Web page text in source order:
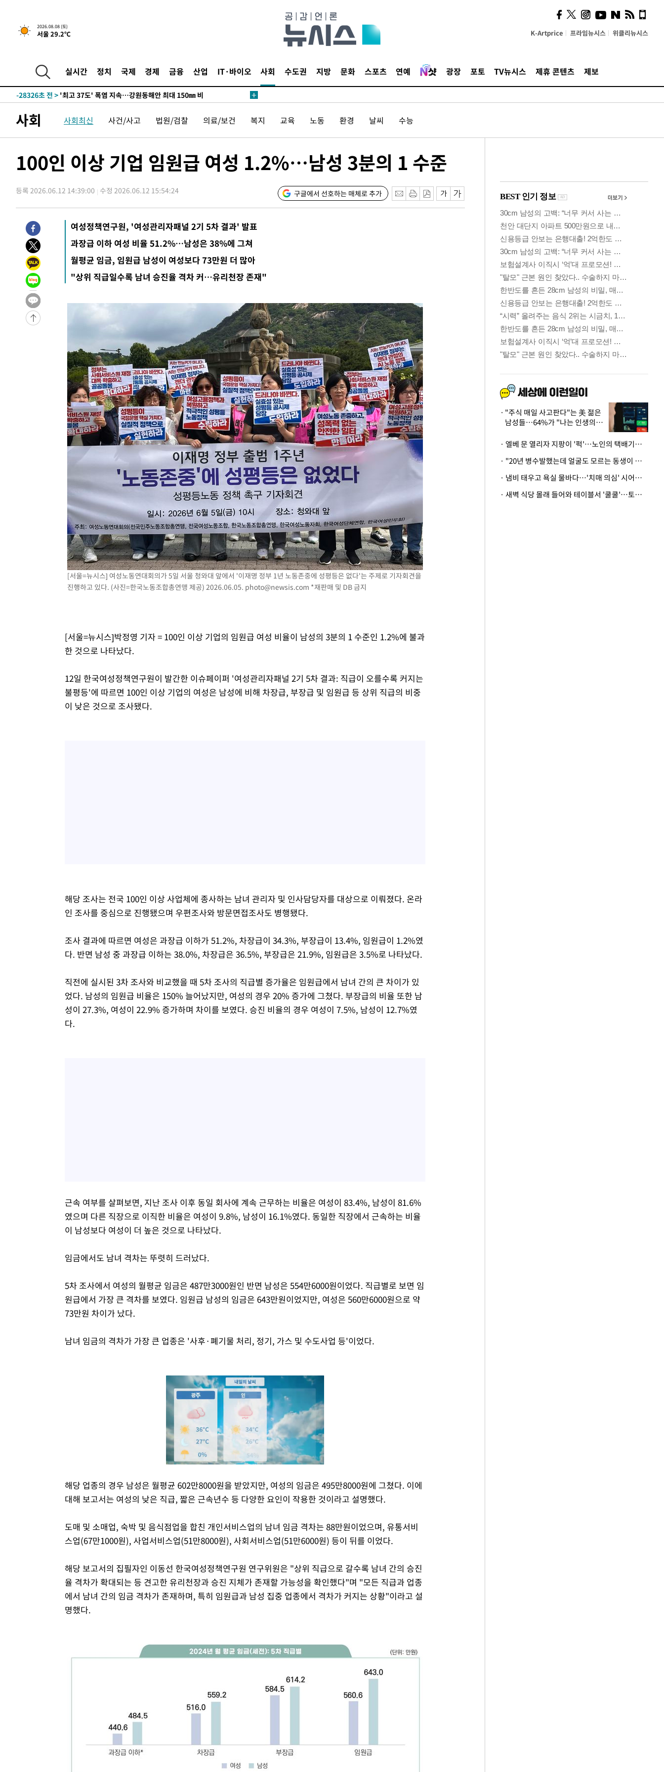
2026.08.08 (토)
서울 29.2℃ K-Artprice 프라임뉴시스 위클리뉴시스
실시간 정치 국제 경제 금융 산업 IT·바이오 사회 수도권 지방 문화 스포츠 연예 광장 포토 TV뉴시스 제휴 콘텐츠 제보
-21472초 전 >
[속보]뉴욕증시 상승 마감…S&P 0.6% 나스닥 1.3%↑
-28326초 전 >'최고 37도' 폭염 지속…강원동해안 최대 150㎜ 비
-21452초 전 >[속보]뉴욕증시 상승 마감…S&P 0.6% 나스닥 1.3%↑
-28346초 전 >
'최고 37도' 폭염 지속…강원동해안 최대 150㎜ 비
사회 사회최신 사건/사고 법원/검찰 의료/보건 복지 교육 노동 환경 날씨 수능
100인 이상 기업 임원급 여성 1.2%…남성 3분의 1 수준
등록 2026.06.12 14:39:00 수정 2026.06.12 15:54:24 구글에서 선호하는 매체로 추가
여성정책연구원, '여성관리자패널 2기 5차 결과' 발표
과장급 이하 여성 비율 51.2%…남성은 38%에 그쳐
월평균 임금, 임원급 남성이 여성보다 73만원 더 많아
"상위 직급일수록 남녀 승진율 격차 커…유리천장 존재"
[서울=뉴시스] 여성노동연대회의가 5일 서울 청와대 앞에서 '이재명 정부 1년 노동존중에 성평등은 없다'는 주제로 기자회견을
진행하고 있다. (사진=한국노동조합총연맹 제공) 2026.06.05. photo@newsis.com *재판매 및 DB 금지
[서울=뉴시스]박정영 기자 = 100인 이상 기업의 임원급 여성 비율이 남성의 3분의 1 수준인 1.2%에 불과
한 것으로 나타났다.
12일 한국여성정책연구원이 발간한 이슈페이퍼 '여성관리자패널 2기 5차 결과: 직급이 오를수록 커지는
불평등'에 따르면 100인 이상 기업의 여성은 남성에 비해 차장급, 부장급 및 임원급 등 상위 직급의 비중
이 낮은 것으로 조사됐다.
해당 조사는 전국 100인 이상 사업체에 종사하는 남녀 관리자 및 인사담당자를 대상으로 이뤄졌다. 온라
인 조사를 중심으로 진행됐으며 우편조사와 방문면접조사도 병행됐다.
조사 결과에 따르면 여성은 과장급 이하가 51.2%, 차장급이 34.3%, 부장급이 13.4%, 임원급이 1.2%였
다. 반면 남성 중 과장급 이하는 38.0%, 차장급은 36.5%, 부장급은 21.9%, 임원급은 3.5%로 나타났다.
직전에 실시된 3차 조사와 비교했을 때 5차 조사의 직급별 증가율은 임원급에서 남녀 간의 큰 차이가 있
었다. 남성의 임원급 비율은 150% 늘어났지만, 여성의 경우 20% 증가에 그쳤다. 부장급의 비율 또한 남
성이 27.3%, 여성이 22.9% 증가하며 차이를 보였다. 승진 비율의 경우 여성이 7.5%, 남성이 12.7%였
다.
근속 여부를 살펴보면, 지난 조사 이후 동일 회사에 계속 근무하는 비율은 여성이 83.4%, 남성이 81.6%
였으며 다른 직장으로 이직한 비율은 여성이 9.8%, 남성이 16.1%였다. 동일한 직장에서 근속하는 비율
이 남성보다 여성이 더 높은 것으로 나타났다.
임금에서도 남녀 격차는 뚜렷히 드러났다.
5차 조사에서 여성의 월평균 임금은 487만3000원인 반면 남성은 554만6000원이었다. 직급별로 보면 임
원급에서 가장 큰 격차를 보였다. 임원급 남성의 임금은 643만원이었지만, 여성은 560만6000원으로 약
73만원 차이가 났다.
남녀 임금의 격차가 가장 큰 업종은 '사후·폐기물 처리, 정기, 가스 및 수도사업 등'이었다.
Mute
해당 업종의 경우 남성은 월평균 602만8000원을 받았지만, 여성의 임금은 495만8000원에 그쳤다. 이에
대해 보고서는 여성의 낮은 직급, 짧은 근속년수 등 다양한 요인이 작용한 것이라고 설명했다.
도매 및 소매업, 숙박 및 음식점업을 합친 개인서비스업의 남녀 임금 격차는 88만원이었으며, 유통서비
스업(67만1000원), 사업서비스업(51만8000원), 사회서비스업(51만6000원) 등이 뒤를 이었다.
해당 보고서의 집필자인 이동선 한국여성정책연구원 연구위원은 "상위 직급으로 갈수록 남녀 간의 승진
율 격차가 확대되는 등 견고한 유리천장과 승진 지체가 존재할 가능성을 확인했다"며 "모든 직급과 업종
에서 남녀 간의 임금 격차가 존재하며, 특히 임원급과 남성 집중 업종에서 격차가 커지는 상황"이라고 설
명했다.
시, 스마트폰 액세서리에
NFC 더했다
"주식 매일 사고판다"는 美 젊은
남성들…64%가 "나는 인생의
· 엘베 문 열리자 지팡이 '퍽'…노인의 택배기사 폭행 이유
· "20년 병수발했는데 얼굴도 모르는 동생이 유산 절반을"…배다른 형제 상속권 있을까
· 냄비 태우고 욕실 물바다…'치매 의심' 시어머니 검사 권유했다가 '날벼락'
· 새벽 식당 몰래 들어와 테이블서 '쿨쿨'…토사물 남기고 사라진 남성